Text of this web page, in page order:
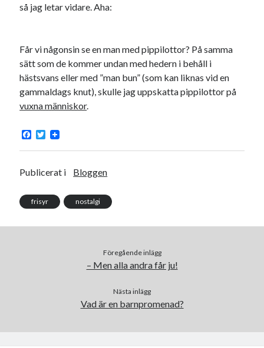
så jag letar vidare. Aha:
Får vi någonsin se en man med pippilottor? På samma
sätt som de kommer undan med hedern i behåll i
hästsvans eller med ”man bun” (som kan liknas vid en
gammaldags knut), skulle jag uppskatta pippilottor på
vuxna människor.
F
c
b
k
T
i
t
Publicerat i Bloggen
frisyr nostalgi
Föregående inlägg
– Men alla andra får ju!
Nästa inlägg
Vad är en barnpromenad?